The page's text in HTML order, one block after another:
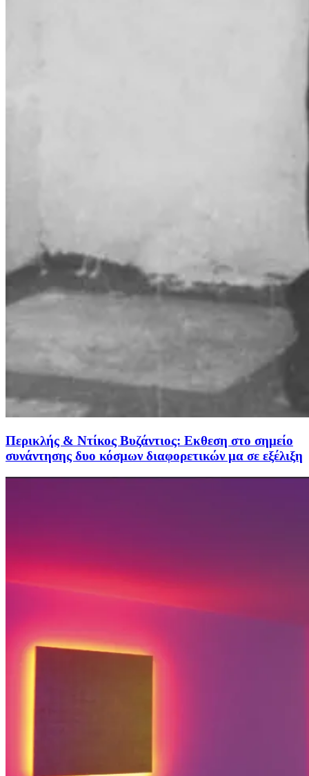
Περικλής & Ντίκος Βυζάντιος: Εκθεση στο σημείο
συνάντησης δυο κόσμων διαφορετικών μα σε εξέλιξη